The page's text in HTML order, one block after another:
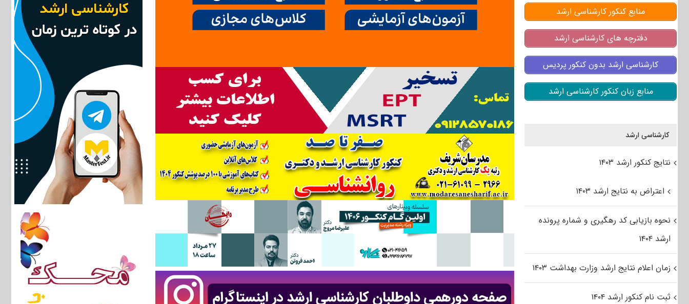
منابع کنکور کارشناسی ارشد
دفترچه های کارشناسی ارشد
کارشناسی ارشد بدون کنکور پردیس
منابع زبان کنکور کارشناسی ارشد
کارشناسی ارشد
نتایج کنکور ارشد ۱۴۰۳
اعتراض به نتایج ارشد ۱۴۰۳
نحوه بازیابی کد رهگیری و شماره پرونده
ارشد ۱۴۰۴
زمان اعلام نتایج ارشد وزارت بهداشت ۱۴۰۳
ثبت نام کنکور ارشد ۱۴۰۴